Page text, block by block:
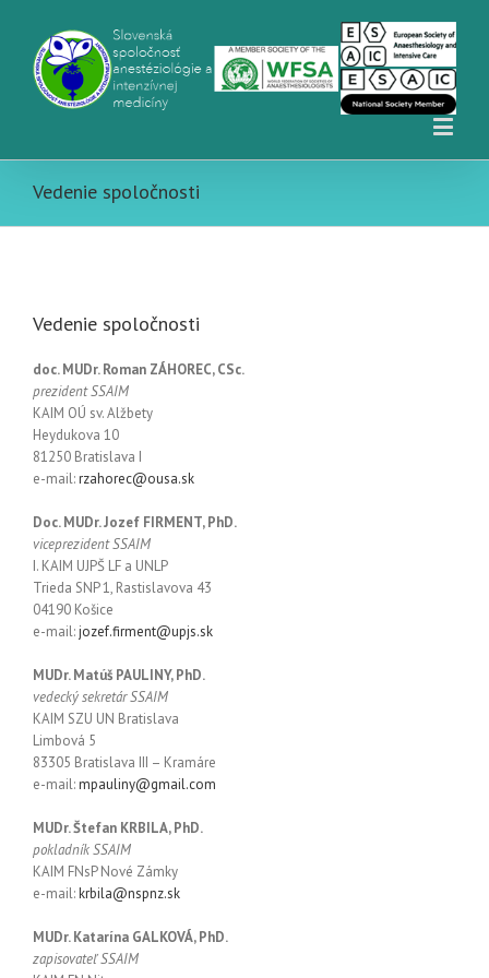
Vedenie spoločnosti
Vedenie spoločnosti
doc. MUDr. Roman ZÁHOREC, CSc.
prezident SSAIM
KAIM OÚ sv. Alžbety
Heydukova 10
81250 Bratislava I
e-mail:rzahorec@ousa.sk
Doc. MUDr. Jozef FIRMENT, PhD.
viceprezident SSAIM
I. KAIM UJPŠ LF a UNLP
Trieda SNP 1, Rastislavova 43
04190 Košice
e-mail:jozef.firment@upjs.sk
MUDr. Matúš PAULINY, PhD.
vedecký sekretár SSAIM
KAIM SZU UN Bratislava
Limbová 5
83305 Bratislava III – Kramáre
e-mail:mpauliny@gmail.com
MUDr. Štefan KRBILA, PhD.
pokladník SSAIM
KAIM FNsP Nové Zámky
e-mail:krbila@nspnz.sk
MUDr. Katarína GALKOVÁ, PhD.
zapisovateľ SSAIM